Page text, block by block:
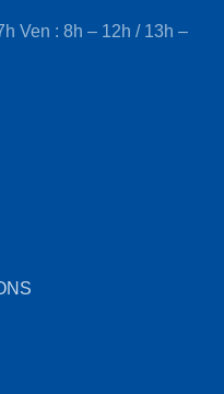
Ven : 8h – 12h / 13h –